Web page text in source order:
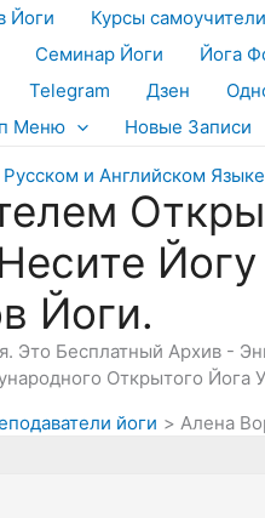
Йоги Курсы
Семинар Йоги Йога
Telegram Дзен
Меню Новые Записи
Йоги.
Это Бесплатный Архив -
Открытого Йога
йоги Алена